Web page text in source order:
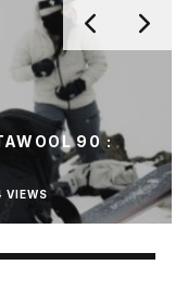
90 :
VIEWS